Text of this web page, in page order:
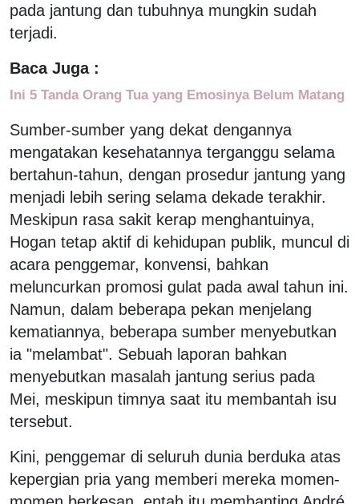
pada jantung dan tubuhnya mungkin sudah
terjadi.
Baca Juga :
Ini 5 Tanda Orang Tua yang Emosinya Belum Matang
Sumber-sumber yang dekat dengannya
mengatakan kesehatannya terganggu selama
bertahun-tahun, dengan prosedur jantung yang
menjadi lebih sering selama dekade terakhir.
Meskipun rasa sakit kerap menghantuinya,
Hogan tetap aktif di kehidupan publik, muncul di
acara penggemar, konvensi, bahkan
meluncurkan promosi gulat pada awal tahun ini.
Namun, dalam beberapa pekan menjelang
kematiannya, beberapa sumber menyebutkan
ia "melambat". Sebuah laporan bahkan
menyebutkan masalah jantung serius pada
Mei, meskipun timnya saat itu membantah isu
tersebut.
Kini, penggemar di seluruh dunia berduka atas
kepergian pria yang memberi mereka momen-